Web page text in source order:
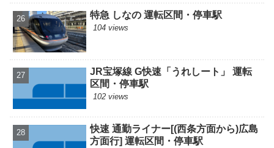
特急 しなの 運転区間・停車駅
104 views
JR宝塚線 G快速「うれしート」 運転
区間・停車駅
102 views
快速 通勤ライナー[(西条方面から)広島
方面行] 運転区間・停車駅